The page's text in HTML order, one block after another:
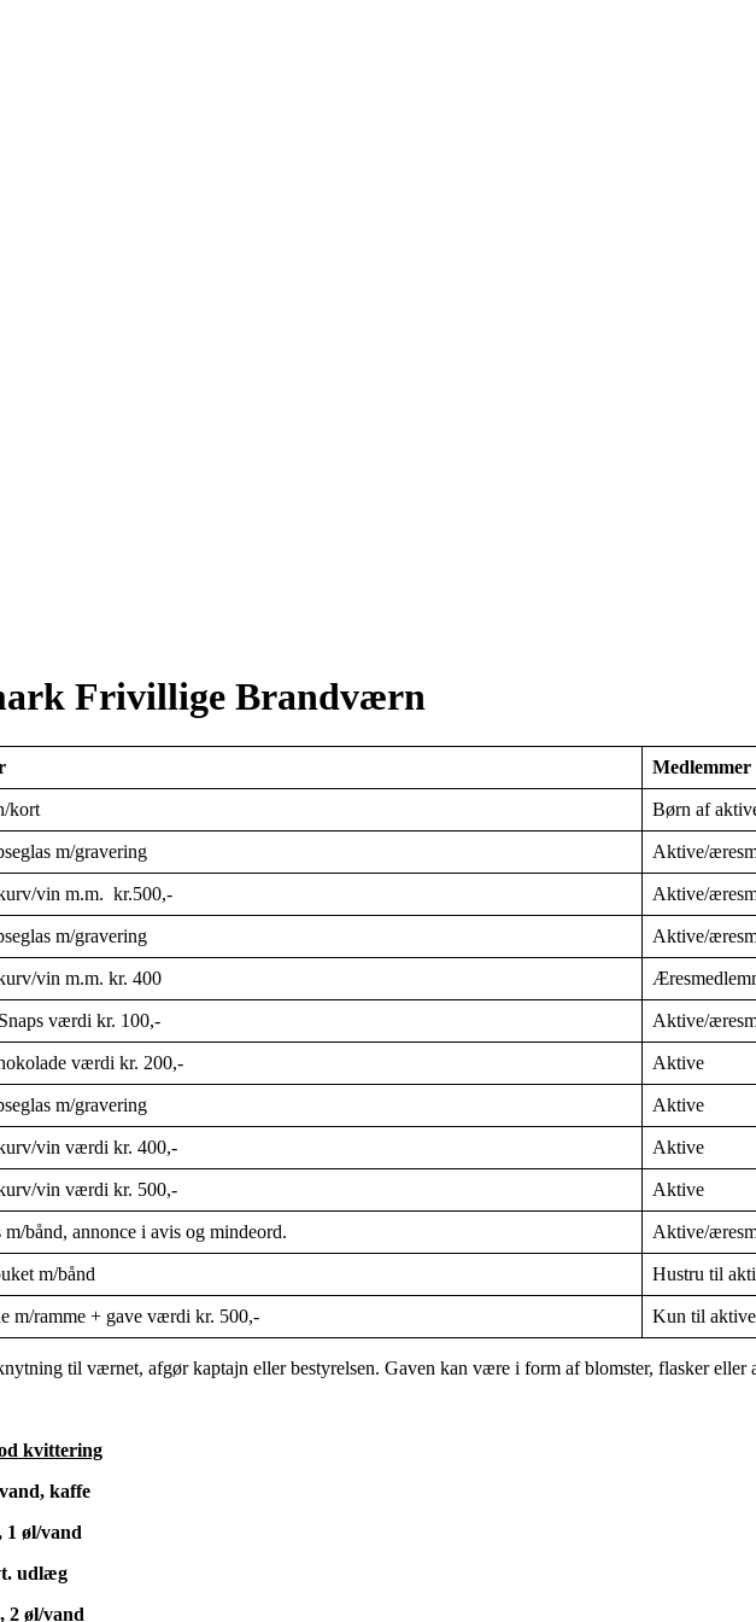
Frivillige Brandværn
Medlemmer
kort Børn af
m/gravering Aktive/
vin m.m. kr.500,- Aktive/
m/gravering Aktive/
vin m.m. kr. 400
værdi kr. 100,- Aktive/
værdi kr. 200,- Aktive
m/gravering Aktive
vin værdi kr. 400,- Aktive
vin værdi kr. 500,- Aktive
m/bånd, annonce i avis og mindeord. Aktive/
m/bånd Hustru til
m/ramme + gave værdi kr. 500,- Kun til
til værnet, afgør kaptajn eller bestyrelsen. Gaven kan være i form af blomster, flasker eller
kvittering
kaffe
vand
vand